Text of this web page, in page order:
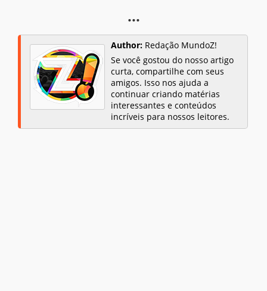
...
Author: Redação MundoZ!
Se você gostou do nosso artigo
curta, compartilhe com seus
amigos. Isso nos ajuda a
continuar criando matérias
interessantes e conteúdos
incríveis para nossos leitores.